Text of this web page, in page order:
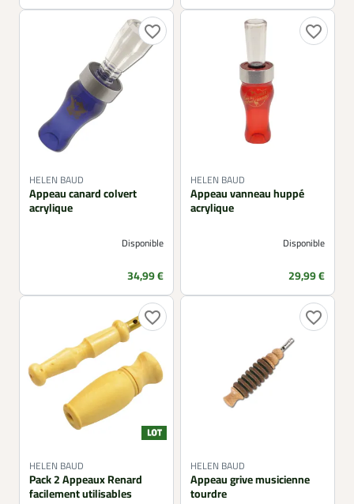
favorite_border
HELEN BAUD
Appeau canard colvert
acrylique
Disponible
Prix
34,99 €
favorite_border
HELEN BAUD
Appeau vanneau huppé
acrylique
Disponible
Prix
29,99 €
favorite_border
HELEN BAUD
Pack 2 Appeaux Renard
facilement utilisables
favorite_border
HELEN BAUD
Appeau grive musicienne
tourdre